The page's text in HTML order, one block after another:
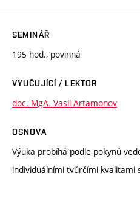
SEMINÁŘ
195 hod., povinná
VYUČUJÍCÍ / LEKTOR
doc. MgA. Vasil Artamonov
OSNOVA
Výuka probíhá podle pokynů
individuálními tvůrčími kvalitami